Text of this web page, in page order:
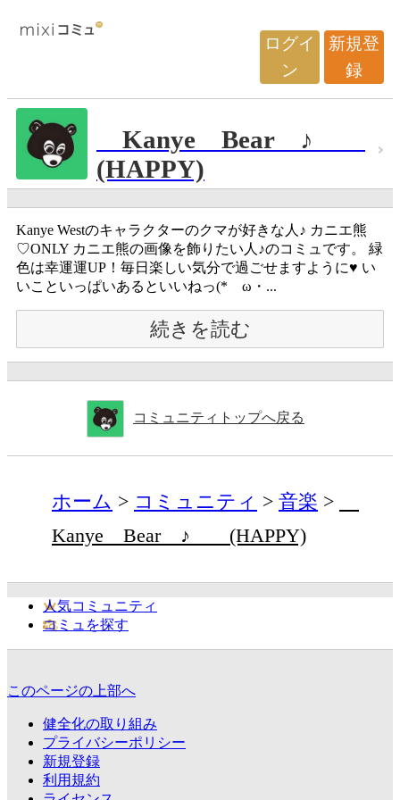
ログイ
ン
新規登
録
Kanye Bear ♪
(HAPPY)
Kanye Westのキャラクターのクマが好きな人♪ カニエ熊
♡ONLY カニエ熊の画像を飾りたい人♪のコミュです。 緑
色は幸運運UP！毎日楽しい気分で過ごせますように♥ い
いこといっぱいあるといいねっ(*ゝω・...
続きを読む
コミュニティトップへ戻る
ホーム コミュニティ
音楽
Kanye Bear ♪ (HAPPY)
人気コミュニティ
コミュを探す
このページの上部へ
健全化の取り組み
プライバシーポリシー
新規登録
利用規約